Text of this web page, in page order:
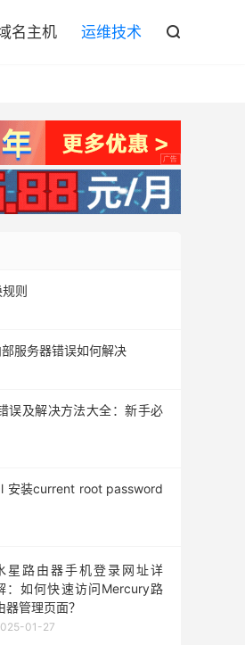
名主机 运维技术 
则
服务器错误如何解决
误及解决方法大全：新手必
安装current root password
星路由器手机登录网址详
：如何快速访问Mercury路
器管理页面？
01-27